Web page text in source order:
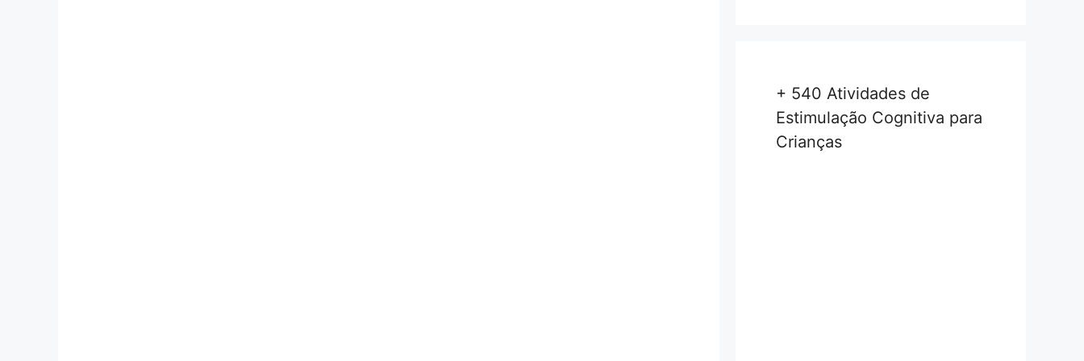
+ 540 Atividades de
Estimulação Cognitiva para
Crianças